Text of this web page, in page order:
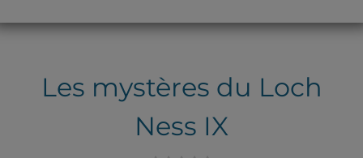
Les mystères du Loch
Ness IX